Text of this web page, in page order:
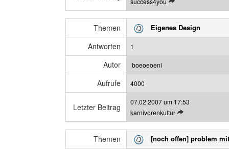
r
a
a
e
n
e
t
z
t
r
a
a
Themen Eigenes Design
Antworten 1
Autor boeoeoeni
Aufrufe 4000
Letzter Beitrag
07.02.2007 um 17:53
karnivorenkultur L
e
t
z
Themen [noch offen] problem